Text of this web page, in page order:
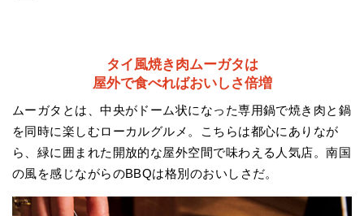
タイ風焼き肉ムーガタは
屋外で食べればおいしさ倍増
ムーガタとは、中央がドーム状になった専用鍋で焼き肉と鍋
を同時に楽しむローカルグルメ。こちらは都心にありなが
ら、緑に囲まれた開放的な屋外空間で味わえる人気店。南国
の風を感じながらのBBQは格別のおいしさだ。